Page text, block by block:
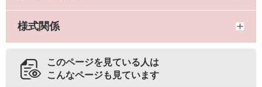
様式関係
このページを見ている人は
こんなページも見ています